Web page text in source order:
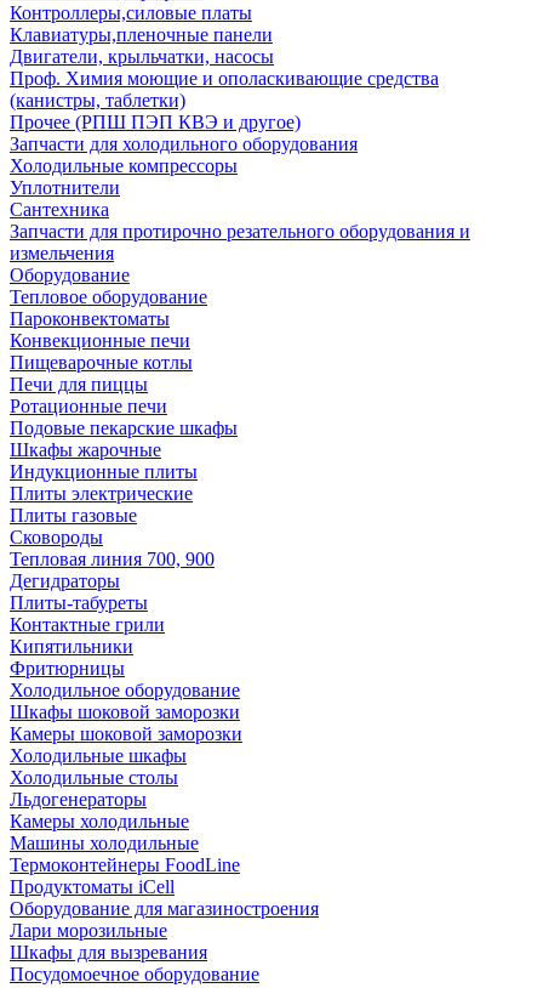
Контроллеры,силовые платы
Клавиатуры,пленочные панели
Двигатели, крыльчатки, насосы
Проф. Химия моющие и ополаскивающие средства
(канистры, таблетки)
Прочее (РПШ ПЭП КВЭ и другое)
Запчасти для холодильного оборудования
Холодильные компрессоры
Уплотнители
Сантехника
Запчасти для протирочно резательного оборудования и
измельчения
Оборудование
Тепловое оборудование
Пароконвектоматы
Конвекционные печи
Пищеварочные котлы
Печи для пиццы
Ротационные печи
Подовые пекарские шкафы
Шкафы жарочные
Индукционные плиты
Плиты электрические
Плиты газовые
Сковороды
Тепловая линия 700, 900
Дегидраторы
Плиты-табуреты
Контактные грили
Кипятильники
Фритюрницы
Холодильное оборудование
Шкафы шоковой заморозки
Камеры шоковой заморозки
Холодильные шкафы
Холодильные столы
Льдогенераторы
Камеры холодильные
Машины холодильные
Термоконтейнеры FoodLine
Продуктоматы iCell
Оборудование для магазиностроения
Лари морозильные
Шкафы для вызревания
Посудомоечное оборудование